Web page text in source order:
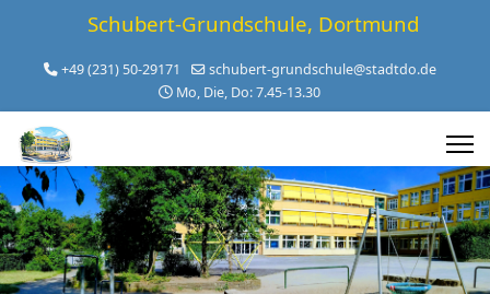
Schubert-Grundschule, Dortmund
+49 (231) 50-29171
schubert-grundschule@stadtdo.de
Mo, Die, Do: 7.45-13.30